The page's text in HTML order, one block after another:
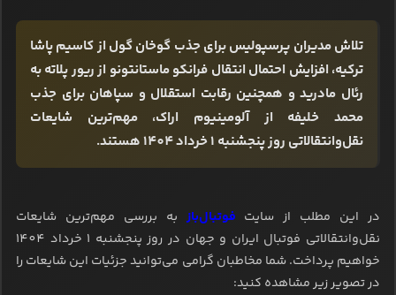
تلاش مدیران پرسپولیس برای جذب گوخان گول از کاسیم پاشا
ترکیه، افزایش احتمال انتقال فرانکو ماستانتونو از ریور پلاته به
رئال مادرید و همچنین رقابت استقلال و سپاهان برای جذب
محمد خلیفه از آلومینیوم اراک، مهم‌ترین شایعات
نقل‌وانتقالاتی روز پنجشنبه 1 خرداد 1404 هستند.
در این مطلب از سایت فوتبال‌باز به بررسی مهم‌ترین شایعات
نقل‌وانتقالاتی فوتبال ایران و جهان در روز پنجشنبه 1 خرداد 1404
خواهیم پرداخت. شما مخاطبان گرامی می‌توانید جزئیات این شایعات را
در تصویر زیر مشاهده کنید: